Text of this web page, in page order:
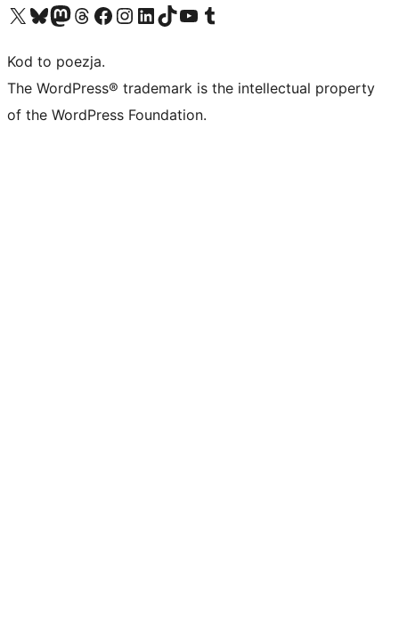
Odwiedź nasze konto X (dawniej Twitter)
Odwiedź nasze konto Bluesky
Odwiedź nasze konto na Mastodoncie
Odwiedź naszego Threadsa
Odwiedź naszego Facebooka
Odwiedź nasze konto na Instagramie
Odwiedź nasze konto na LinkedIn
Odwiedź naszego TikToka
Odwiedź nasz kanał YouTube
Odwiedź naszego Tumblra
Kod to poezja.
The WordPress® trademark is the intellectual property
of the WordPress Foundation.